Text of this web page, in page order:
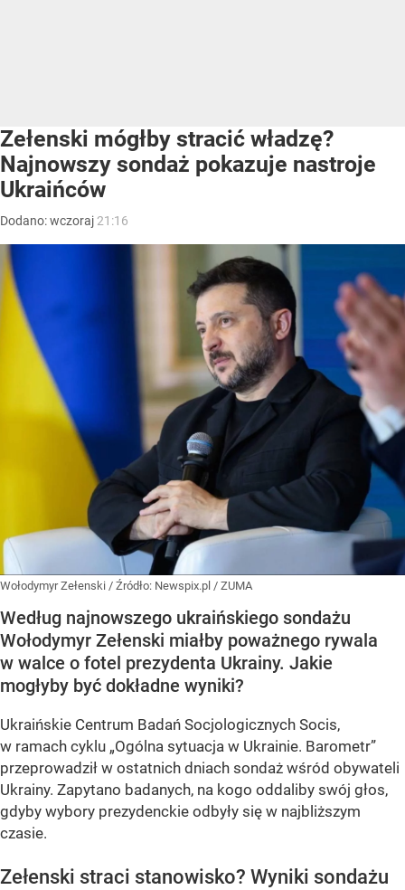
Zełenski mógłby stracić władzę?
Najnowszy sondaż pokazuje nastroje
Ukraińców
Dodano:wczoraj 21:16
Wołodymyr Zełenski / Źródło: Newspix.pl / ZUMA
Według najnowszego ukraińskiego sondażu
Wołodymyr Zełenski miałby poważnego rywala
w walce o fotel prezydenta Ukrainy. Jakie
mogłyby być dokładne wyniki?
Ukraińskie Centrum Badań Socjologicznych Socis,
w ramach cyklu „Ogólna sytuacja w Ukrainie. Barometr”
przeprowadził w ostatnich dniach sondaż wśród obywateli
Ukrainy. Zapytano badanych, na kogo oddaliby swój głos,
gdyby wybory prezydenckie odbyły się w najbliższym
czasie.
Zełenski straci stanowisko? Wyniki sondażu